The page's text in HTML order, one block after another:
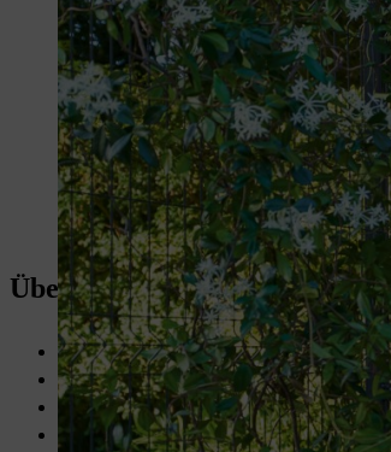
Übersicht: Zaun bepflanzen
Vier Kategorien vonKletterpflanzen , um
Standort, Pflegeaufwand und
Rankhilfen
besonders bei WPC-
Alternativ Stauden, Sträucher,